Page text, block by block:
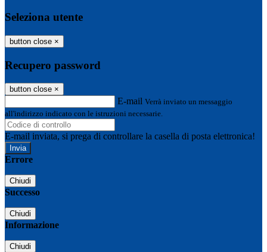
Seleziona utente
button close ×
Recupero password
button close ×
E-mail Verrà inviato un messaggio
all'indirizzo indicato con le istruzioni necessarie.
E-mail inviata, si prega di controllare la casella di posta elettronica!
Errore
Chiudi
Successo
Chiudi
Informazione
Chiudi